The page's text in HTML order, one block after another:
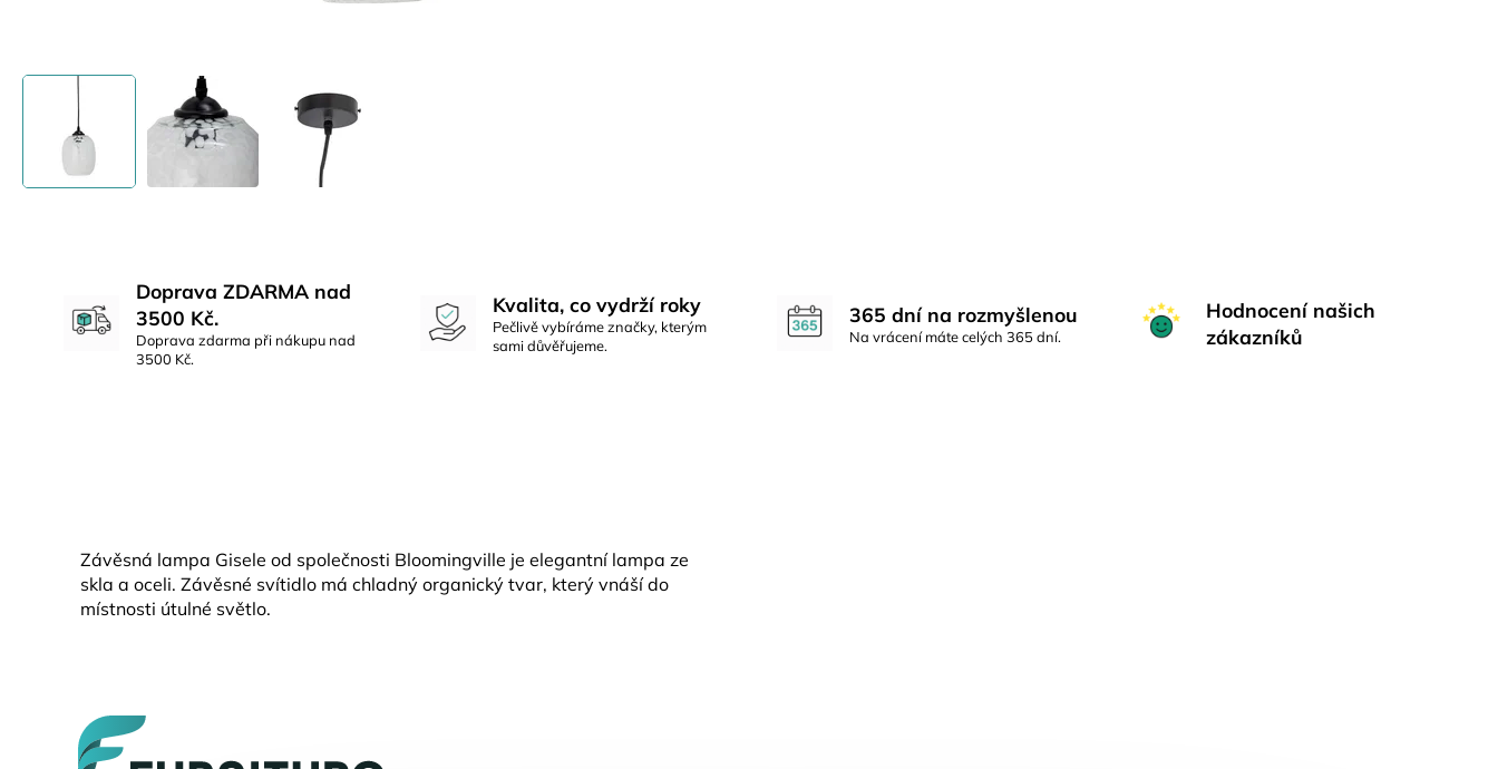
Doprava ZDARMA nad
3500 Kč.
Doprava zdarma při nákupu nad
3500 Kč.
Kvalita, co vydrží roky
Pečlivě vybíráme značky, kterým
sami důvěřujeme.
365 dní na rozmyšlenou
Na vrácení máte celých 365 dní.
Hodnocení našich
zákazníků
Závěsná lampa Gisele od společnosti Bloomingville je elegantní lampa ze
skla a oceli. Závěsné svítidlo má chladný organický tvar, který vnáší do
místnosti útulné světlo.